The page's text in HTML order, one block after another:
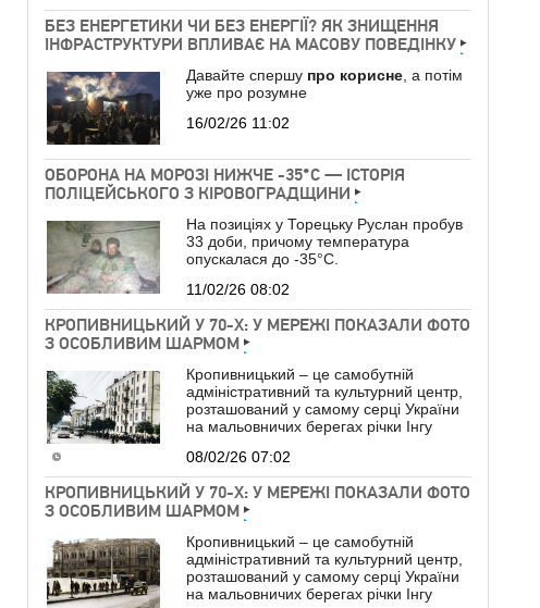
БЕЗ ЕНЕРГЕТИКИ ЧИ БЕЗ ЕНЕРГІЇ? ЯК ЗНИЩЕННЯ
ІНФРАСТРУКТУРИ ВПЛИВАЄ НА МАСОВУ ПОВЕДІНКУ
Давайте спершу про корисне , а потім
уже про розумне
16/02/26 11:02
ОБОРОНА НА МОРОЗІ НИЖЧЕ -35°C — ІСТОРІЯ
ПОЛІЦЕЙСЬКОГО З КІРОВОГРАДЩИНИ
На позиціях у Торецьку Руслан пробув
33 доби, причому температура
опускалася до -35°C.
11/02/26 08:02
КРОПИВНИЦЬКИЙ У 70-Х: У МЕРЕЖІ ПОКАЗАЛИ ФОТО
З ОСОБЛИВИМ ШАРМОМ
Кропивницький – це самобутній
адміністративний та культурний центр,
розташований у самому серці України
на мальовничих берегах річки Інгу
08/02/26 07:02
КРОПИВНИЦЬКИЙ У 70-Х: У МЕРЕЖІ ПОКАЗАЛИ ФОТО
З ОСОБЛИВИМ ШАРМОМ
Кропивницький – це самобутній
адміністративний та культурний центр,
розташований у самому серці України
на мальовничих берегах річки Інгу